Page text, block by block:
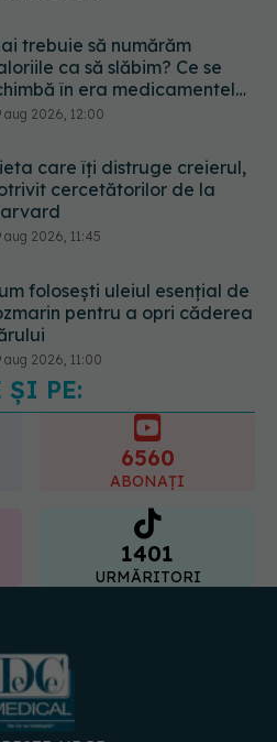
trebuie să numărăm
ca să slăbim? Ce se
în era medicamentelor
1
aug 2026, 12:00
care îți distruge creierul,
cercetătorilor de la
aug 2026, 11:45
folosești uleiul esențial de
pentru a opri căderea
aug 2026, 11:00
ȘI PE:
6560
ABONAȚI
1401
URMĂRITORI